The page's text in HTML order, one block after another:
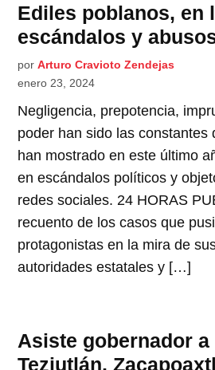
Ediles poblanos, en
escándalos y
por Arturo Cravioto Zendejas
enero 23, 2024
Negligencia, prepotencia,
poder han sido las constantes
han mostrado en este último
en escándalos políticos y
redes sociales. 24 HORAS
recuento de los casos que
protagonistas en la mira de
autoridades estatales y […]
Asiste gobernador
Teziutlán,